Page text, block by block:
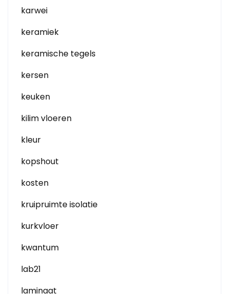
karwei
keramiek
keramische tegels
kersen
keuken
kilim vloeren
kleur
kopshout
kosten
kruipruimte isolatie
kurkvloer
kwantum
lab21
laminaat